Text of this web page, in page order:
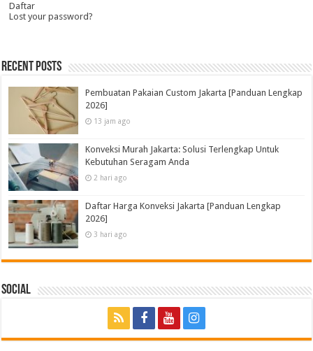
Daftar
Lost your password?
Recent Posts
Pembuatan Pakaian Custom Jakarta [Panduan Lengkap
2026]
13 jam ago
Konveksi Murah Jakarta: Solusi Terlengkap Untuk
Kebutuhan Seragam Anda
2 hari ago
Daftar Harga Konveksi Jakarta [Panduan Lengkap
2026]
3 hari ago
Social